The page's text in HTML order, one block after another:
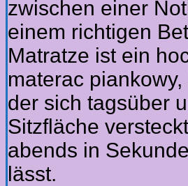
zwischen einer
einem richtigen
Matratze ist ein
materac
der sich tagsüber
Sitzfläche
abends in
lässt.